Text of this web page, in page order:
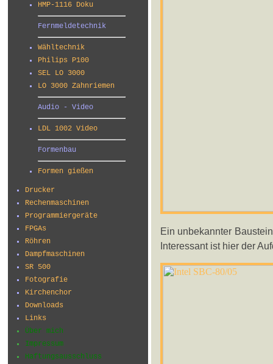
HMP-1116 Doku
Fernmeldetechnik
Wähltechnik
Philips P100
SEL LO 3000
LO 3000 Zahnriemen
Audio - Video
LDL 1002 Video
Formenbau
Formen gießen
Drucker
Rechenmaschinen
Programmiergeräte
FPGAs
Röhren
Dampfmaschinen
SR 500
Fotografie
Kirchenchor
Downloads
Links
Über mich
Impressum
Haftungsausschluss
Ein unbekannter
Interessant ist hier der